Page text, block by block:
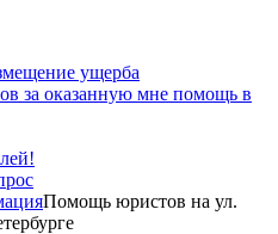
за оказанную мне помощь в
Помощь юристов на ул.